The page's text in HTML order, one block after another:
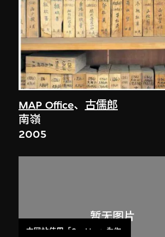
MAP Office、 古儒郎
南嶺
2005
本网站使用「Cookies」为你